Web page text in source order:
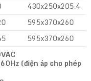
430x250x205.4
595x370x260
595x370x260
(điện áp cho phép